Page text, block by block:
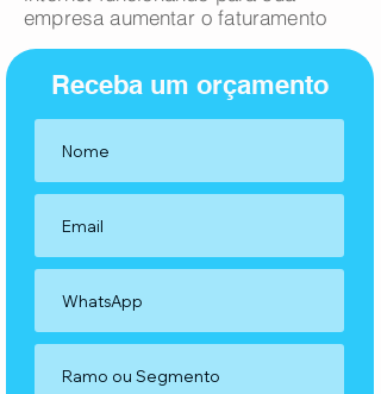
empresa aumentar o faturamento
Receba um orçamento